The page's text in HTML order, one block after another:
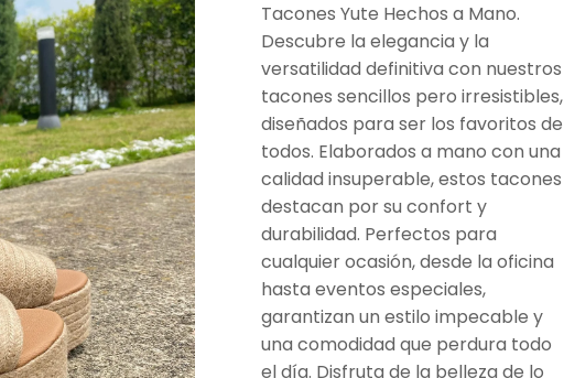
Tacones Yute Hechos a Mano.
Descubre la elegancia y la
versatilidad definitiva con nuestros
tacones sencillos pero irresistibles,
diseñados para ser los favoritos de
todos. Elaborados a mano con una
calidad insuperable, estos tacones
destacan por su confort y
durabilidad. Perfectos para
cualquier ocasión, desde la oficina
hasta eventos especiales,
garantizan un estilo impecable y
una comodidad que perdura todo
el día. Disfruta de la belleza de lo